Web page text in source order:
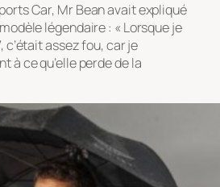
Car, Mr Bean avait expliqué
légendaire : « Lorsque je
c’était assez fou, car je
à ce qu’elle perde de la